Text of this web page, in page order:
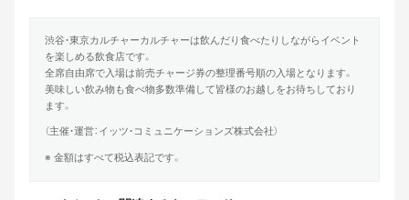
渋谷・東京カルチャーカルチャーは飲んだり食べたりしながらイベント
を楽しめる飲食店です。
全席自由席で入場は前売チャージ券の整理番号順の入場となります。
美味しい飲み物も食べ物多数準備して皆様のお越しをお待ちしており
ます。
（主催・運営：イッツ・コミュニケーションズ株式会社）
※ 金額はすべて税込表記です。